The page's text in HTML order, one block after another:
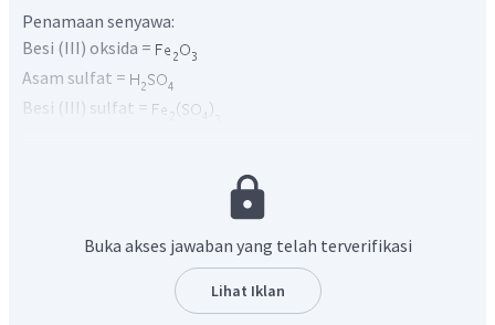
Penamaan senyawa:
Besi (III) oksida =
Asam sulfat =
Besi (III) sulfat =
Persamaan reaksi yang terjadi (belum setara):
Menyamakan jumlah unsur S, reaksi menjadi:
Menyamakan jumlah unsur O, reaksi menjadi:
Buka akses jawaban yang telah terverifikasi
Lihat Iklan